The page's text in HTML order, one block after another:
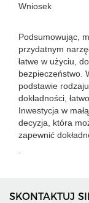
Wniosek
Podsumowując,
przydatnym
łatwe w użyciu,
bezpieczeństwo.
podstawie
dokładności,
Inwestycja w
decyzja, która
zapewnić
SKONTAKTUJ